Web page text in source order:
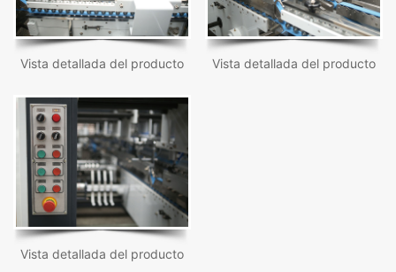
Vista detallada del producto Vista detallada del producto
Vista detallada del producto